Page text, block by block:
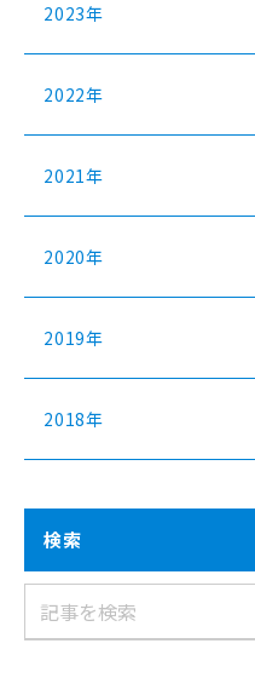
2023年
2022年
2021年
2020年
2019年
2018年
検索